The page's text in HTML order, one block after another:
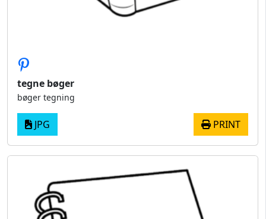
tegne bøger
bøger tegning
JPG PRINT